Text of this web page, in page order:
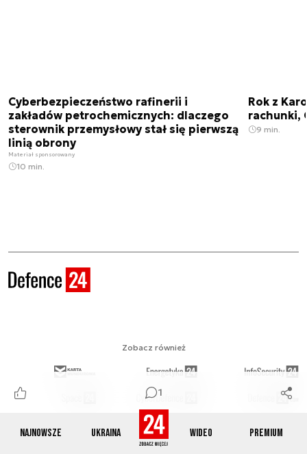
Najnowsze Ukraina Wideo Premium
1
Cyberbezpieczeństwo rafinerii i
zakładów petrochemicznych: dlaczego
sterownik przemysłowy stał się pierwszą
linią obrony
Materiał sponsorowany
10 min.
Rok z
rachunki,
9 min.
Zobacz również
KADECIRP.PL